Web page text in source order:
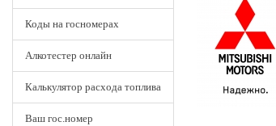
Коды на госномерах
Алкотестер онлайн
Калькулятор расхода топлива
Ваш гос.номер